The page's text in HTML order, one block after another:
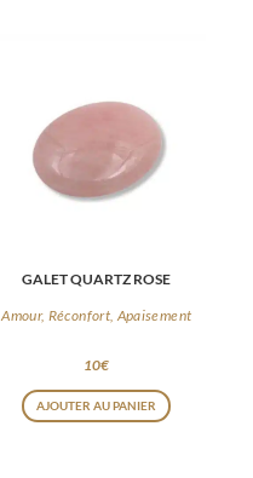
GALET QUARTZ ROSE
Amour, Réconfort, Apaisement
10€
AJOUTER AU PANIER